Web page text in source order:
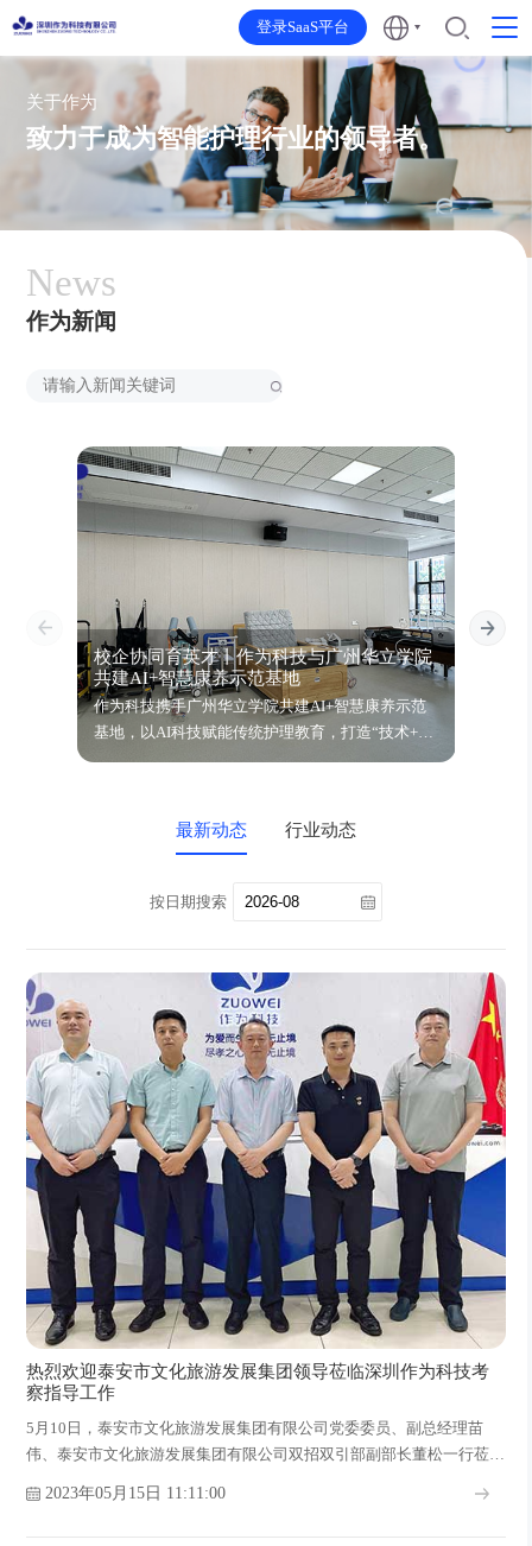
登录SaaS平台
关于作为
致力于成为智能护理行业的领导者。
News
作为新闻
校企协同育英才丨作为科技与广州华立学院
共建AI+智慧康养示范基地
作为科技携手广州华立学院共建AI+智慧康养示范
基地，以AI科技赋能传统护理教育，打造“技术+人
最新动态 行业动态
按日期搜索
热烈欢迎泰安市文化旅游发展集团领导莅临深圳作为科技考
察指导工作
5月10日，泰安市文化旅游发展集团有限公司党委委员、副总经理苗
伟、泰安市文化旅游发展集团有限公司双招双引部副部长董松一行莅临
在泰安的发展进行了深入交流。
2023年05月15日 11:11:00